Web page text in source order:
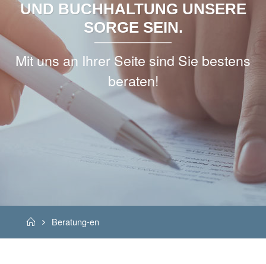
UND BUCHHALTUNG UNSERE
SORGE SEIN.
Mit uns an Ihrer Seite sind Sie bestens
beraten!
HomeBeratung-en